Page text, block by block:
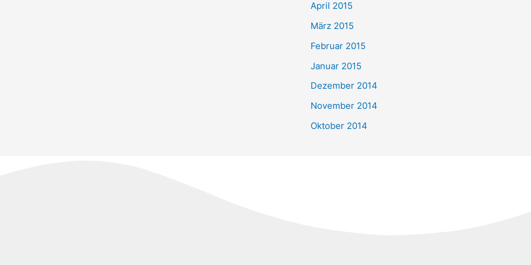
April 2015
März 2015
Februar 2015
Januar 2015
Dezember 2014
November 2014
Oktober 2014